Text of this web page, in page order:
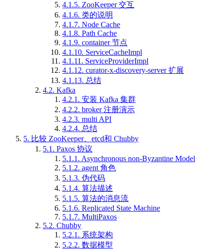
4.1.5. ZooKeeper 交互
4.1.6. 类的说明
4.1.7. Node Cache
4.1.8. Path Cache
4.1.9. container 节点
4.1.10. ServiceCacheImpl
4.1.11. ServiceProviderImpl
4.1.12. curator-x-discovery-server 扩展
4.1.13. 总结
4.2. Kafka
4.2.1. 安装 Kafka 集群
4.2.2. broker 注册演示
4.2.3. multi API
4.2.4. 总结
5. 比较 ZooKeeper、etcd和 Chubby
5.1. Paxos 协议
5.1.1. Asynchronous non-Byzantine Model
5.1.2. agent 角色
5.1.3. 伪代码
5.1.4. 算法描述
5.1.5. 算法的消息流
5.1.6. Replicated State Machine
5.1.7. MultiPaxos
5.2. Chubby
5.2.1. 系统架构
5.2.2. 数据模型